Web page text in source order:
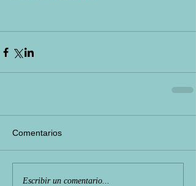
Comentarios
Escribir un comentario...